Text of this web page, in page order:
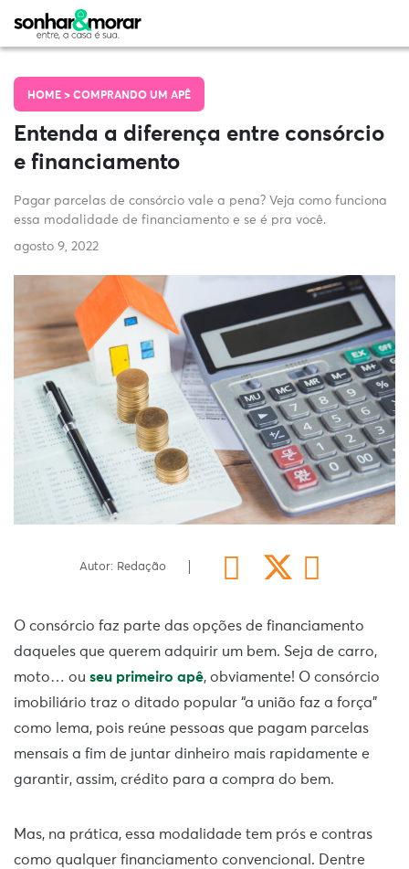
HOME > COMPRANDO UM APÊ
Entenda a diferença entre consórcio
e financiamento
Pagar parcelas de consórcio vale a pena? Veja como funciona
essa modalidade de financiamento e se é pra você.
agosto 9, 2022
Autor: Redação
O consórcio faz parte das opções de financiamento
daqueles que querem adquirir um bem. Seja de carro,
moto… ou seu primeiro apê, obviamente! O consórcio
imobiliário traz o ditado popular “a união faz a força”
como lema, pois reúne pessoas que pagam parcelas
mensais a fim de juntar dinheiro mais rapidamente e
garantir, assim, crédito para a compra do bem.
Mas, na prática, essa modalidade tem prós e contras
como qualquer financiamento convencional. Dentre